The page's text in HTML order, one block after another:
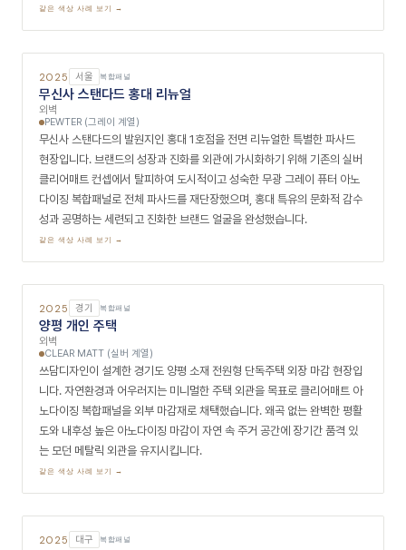
2025 서울 복합패널
대한체육회 스포츠과학관
출입구, 캐노피
GREY SILVER (그레이 계열)
올림픽공원 내 위치한 대한체육회 스포츠과학관 외벽 전면 리뉴얼 현장입
니다. 노후화와 누수로 손상된 기존 외관을 그레이 실버 아노다이징 복합패
널 오픈조인트 시스템으로 전면 교체하여 국가 체육 연구 시설에 걸맞은 현
대적이고 내구성 높은 새 외관을 완성했으며, 우수한 수밀 성능으로 외벽의
장기적 건전성을 확보했습니다.
같은 색상 사례 보기 →